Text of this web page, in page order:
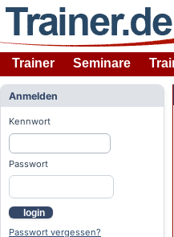
Trainer Seminare
Anmelden
Kennwort
Passwort
login
Passwort vergessen?